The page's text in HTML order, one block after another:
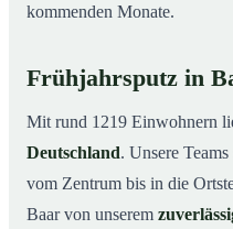
kommenden Monate.
Frühjahrsputz in
Mit rund 1219 Einwohnern
Deutschland. Unsere
vom Zentrum bis in die
Baar von unserem